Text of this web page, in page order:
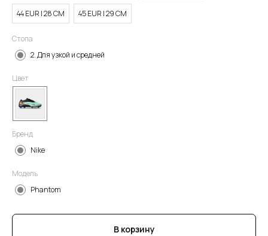
44 EUR | 28 СМ 45 EUR | 29 СМ
Стопа
2. Для узкой и средней
Цвет
Бренд
Nike
Модель
Phantom
В корзину